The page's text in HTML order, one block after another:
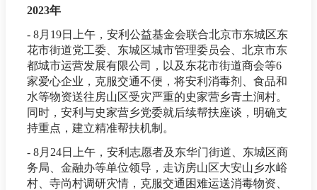
2023年
- 8月19日上午，安利公益基金会联合北京市东城区东
花市街道党工委、东城区城市管理委员会、北京市东
都城市运营发展有限公司，以及东花市街道商会等6
家爱心企业，克服交通不便，将安利消毒剂、食品和
水等物资送往房山区受灾严重的史家营乡青土涧村。
同时，安利与史家营乡党委就后续帮扶座谈，明确支
持重点，建立精准帮扶机制。
- 8月24日上午，安利志愿者及东华门街道、东城区商
务局、金融办等单位领导，走访房山区大安山乡水峪
村、寺尚村调研灾情，克服交通困难运送消毒物资、